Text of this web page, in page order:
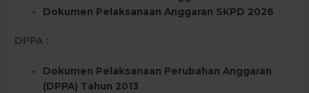
Dokumen Pelaksanaan Anggaran SKPD 2026
DPPA :
Dokumen Pelaksanaan Perubahan Anggaran
(DPPA) Tahun 2013